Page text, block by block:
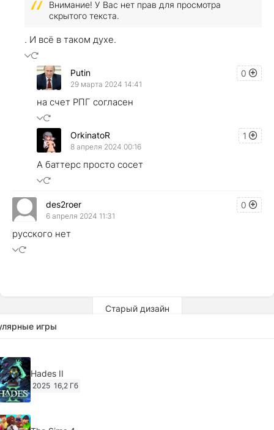
Внимание! У Вас нет прав для просмотра
скрытого текста.
. И всё в таком духе.
0
Putin
29 марта 2024 14:41
на счет РПГ согласен
1
OrkinatoR
8 апреля 2024 00:16
А баттерс просто сосет
0
des2roer
6 апреля 2024 11:31
русского нет
Старый дизайн
игры
Hades II
2025 16,2 Гб